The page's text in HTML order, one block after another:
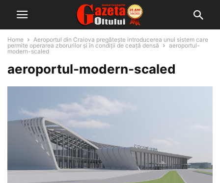
Home
Aeroportul din Craiova pregătește introducerea unui sistem care
permite operarea zborurilor și în condiții de ceață densă
aeroportul-
modern-scaled
aeroportul-modern-scaled